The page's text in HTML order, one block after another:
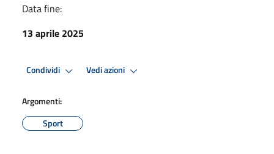
Data fine:
13 aprile 2025
Condividi Vedi azioni
Argomenti:
Sport